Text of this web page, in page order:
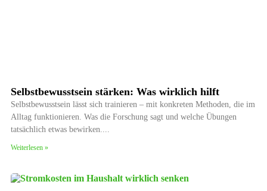
Selbstbewusstsein stärken: Was wirklich hilft
Selbstbewusstsein lässt sich trainieren – mit konkreten Methoden, die im
Alltag funktionieren. Was die Forschung sagt und welche Übungen
tatsächlich etwas bewirken.
Weiterlesen »